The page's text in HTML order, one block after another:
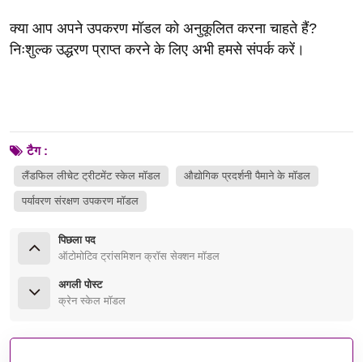
क्या आप अपने उपकरण मॉडल को अनुकूलित करना चाहते हैं?
निःशुल्क उद्धरण प्राप्त करने के लिए अभी हमसे संपर्क करें।
टैग :
लैंडफिल लीचेट ट्रीटमेंट स्केल मॉडल औद्योगिक प्रदर्शनी पैमाने के मॉडल
पर्यावरण संरक्षण उपकरण मॉडल
पिछला पद
ऑटोमोटिव ट्रांसमिशन क्रॉस सेक्शन मॉडल
अगली पोस्ट
क्रेन स्केल मॉडल